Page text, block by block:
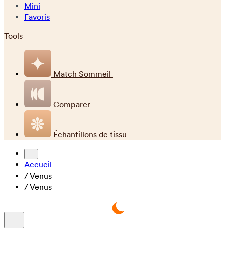
Mini
Favoris
Tools
Match Sommeil
Comparer
Échantillons de tissu
...
Accueil
/Venus
/Venus